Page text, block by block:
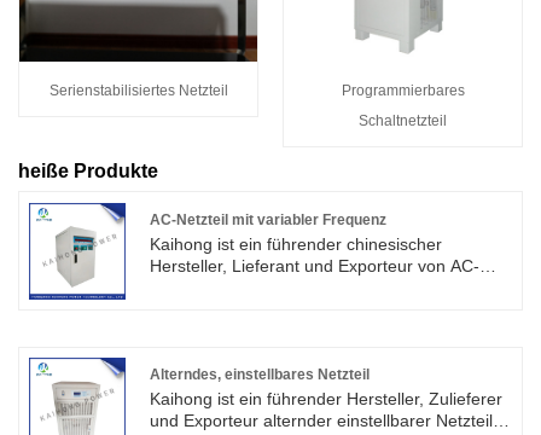
Serienstabilisiertes Netzteil
Programmierbares
Schaltnetzteil
heiße Produkte
AC-Netzteil mit variabler Frequenz
Kaihong ist ein führender chinesischer
Hersteller, Lieferant und Exporteur von AC-
Ölbohrplattformen.
Alterndes, einstellbares Netzteil
Kaihong ist ein führender Hersteller, Zulieferer
und Exporteur alternder einstellbarer Netzteile